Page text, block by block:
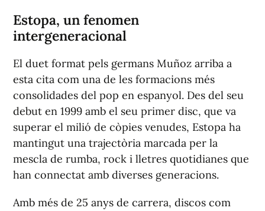
Estopa, un fenomen
intergeneracional
El duet format pels germans Muñoz arriba a
esta cita com una de les formacions més
consolidades del pop en espanyol. Des del seu
debut en 1999 amb el seu primer disc, que va
superar el milió de còpies venudes, Estopa ha
mantingut una trajectòria marcada per la
mescla de rumba, rock i lletres quotidianes que
han connectat amb diverses generacions.
Amb més de 25 anys de carrera, discos com